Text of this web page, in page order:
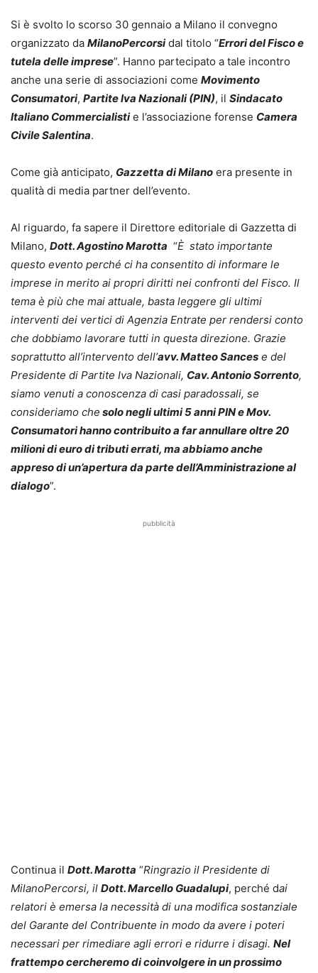
Si è svolto lo scorso 30 gennaio a Milano il convegno
organizzato da MilanoPercorsidal titolo “Errori del Fisco e
tutela delle imprese”. Hanno partecipato a tale incontro
anche una serie di associazioni come Movimento
Consumatori, Partite Iva Nazionali (PIN), il Sindacato
Italiano Commercialistie l’associazione forense Camera
Civile Salentina.
Come già anticipato, Gazzetta di Milano era presente in
qualità di media partner dell’evento.
Al riguardo, fa sapere il Direttore editoriale di Gazzetta di
Milano, Dott. Agostino Marotta “È stato importante
questo evento perché ci ha consentito di informare le
imprese in merito ai propri diritti nei confronti del Fisco. Il
tema è più che mai attuale, basta leggere gli ultimi
interventi dei vertici di Agenzia Entrate per rendersi conto
che dobbiamo lavorare tutti in questa direzione. Grazie
soprattutto all’intervento dell’avv. Matteo Sances e del
Presidente di Partite Iva Nazionali, Cav. Antonio Sorrento,
siamo venuti a conoscenza di casi paradossali, se
consideriamo che solo negli ultimi 5 anni PIN e Mov.
Consumatori hanno contribuito a far annullare oltre 20
milioni di euro di tributi errati, ma abbiamo anche
appreso di un’apertura da parte dell’Amministrazione al
dialogo”.
pubblicità
Continua il Dott. Marotta “Ringrazio il Presidente di
MilanoPercorsi, il Dott. Marcello Guadalupi, perché dai
relatori è emersa la necessità di una modifica sostanziale
del Garante del Contribuente in modo da avere i poteri
necessari per rimediare agli errori e ridurre i disagi. Nel
frattempo cercheremo di coinvolgere in un prossimo